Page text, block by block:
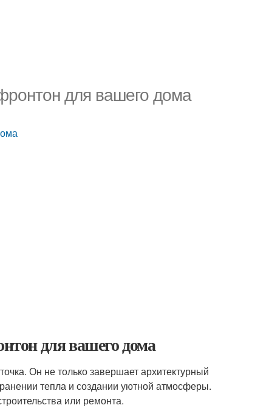
для вашего дома
для вашего дома
Он не только завершает архитектурный
тепла и создании уютной атмосферы.
или ремонта.